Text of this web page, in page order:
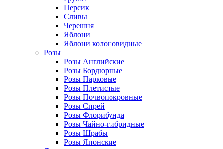
Персик
Сливы
Черешня
Яблони
Яблони колоновидные
Розы
Розы Английские
Розы Бордюрные
Розы Парковые
Розы Плетистые
Розы Почвопокровные
Розы Спрей
Розы Флорибунда
Розы Чайно-гибридные
Розы Шрабы
Розы Японские